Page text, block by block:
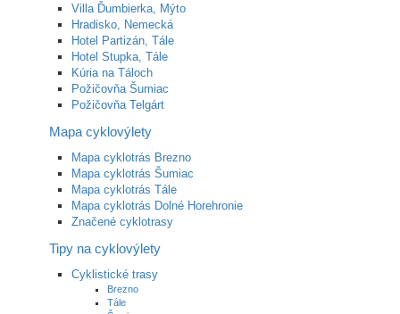
Villa Ďumbierka, Mýto
Hradisko, Nemecká
Hotel Partizán, Tále
Hotel Stupka, Tále
Kúria na Táloch
Požičovňa Šumiac
Požičovňa Telgárt
Mapa cyklovýlety
Mapa cyklotrás Brezno
Mapa cyklotrás Šumiac
Mapa cyklotrás Tále
Mapa cyklotrás Dolné Horehronie
Značené cyklotrasy
Tipy na cyklovýlety
Cyklistické trasy
Brezno
Tále